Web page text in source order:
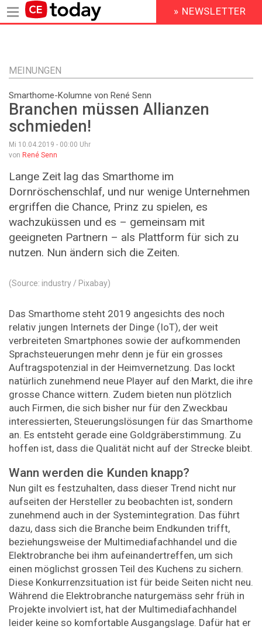
Inhalt
HEADER
MENU
» NEWSLETTER
MEINUNGEN
Smarthome-Kolumne von René Senn
Branchen müssen Allianzen
schmieden!
Mi 10.04.2019 - 00:00 Uhr
von René Senn
Lange Zeit lag das Smarthome im
Dornröschenschlaf, und nur wenige Unternehmen
ergriffen die Chance, Prinz zu spielen, es
wachzuküssen und es – gemeinsam mit
geeigneten Partnern – als Plattform für sich zu
nutzen. Nun ändern sich die Zeiten.
(Source: industry / Pixabay)
Das Smarthome steht 2019 angesichts des noch
relativ jungen Internets der Dinge (IoT), der weit
verbreiteten Smartphones sowie der aufkommenden
Sprachsteuerungen mehr denn je für ein grosses
Auftragspotenzial in der Heimvernetzung. Das lockt
natürlich zunehmend neue Player auf den Markt, die ihre
grosse Chance wittern. Zudem bieten nun plötzlich
auch Firmen, die sich bisher nur für den Zweckbau
interessierten, Steuerungslösungen für das Smarthome
an. Es entsteht gerade eine Goldgräberstimmung. Zu
hoffen ist, dass die Qualität nicht auf der Strecke bleibt.
Wann werden die Kunden knapp?
Nun gilt es festzuhalten, dass dieser Trend nicht nur
aufseiten der Hersteller zu beobachten ist, sondern
zunehmend auch in der Systemintegration. Das führt
dazu, dass sich die Branche beim Endkunden trifft,
beziehungsweise der Multimediafachhandel und die
Elektrobranche bei ihm aufeinandertreffen, um sich
einen möglichst grossen Teil des Kuchens zu sichern.
Diese Konkurrenzsituation ist für beide Seiten nicht neu.
Während die Elektrobranche naturgemäss sehr früh in
Projekte involviert ist, hat der Multimediafachhandel
leider keine so komfortable Ausgangslage. Dafür hat er